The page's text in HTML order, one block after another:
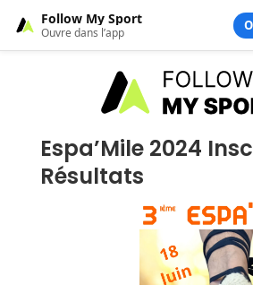
Espa’Mile 2024
Résultats
Follow My Sport
Ouvre dans l’app